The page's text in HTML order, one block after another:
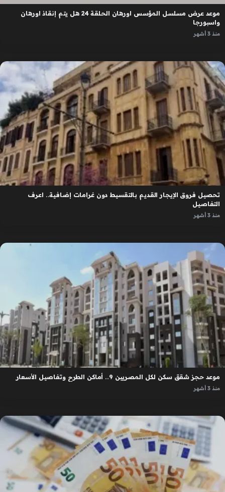
موعد عرض مسلسل المؤسس اورهان الحلقة 24 هل يتم إنقاذ اورهان
واسبورجا
منذ 3 أشهر
تحصيل فروق الإيجار القديم بالتقسيط دون غرامات إضافية.. اعرف
التفاصيل
منذ 3 أشهر
موعد حجز شقق سكن لكل المصريين 9.. أماكن الطرح وتفاصيل الأسعار
منذ 3 أشهر